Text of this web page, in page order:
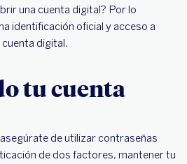
una cuenta digital? Por lo
identificación oficial y acceso a
digital.
tu cuenta
de utilizar contraseñas
de dos factores, mantener tu